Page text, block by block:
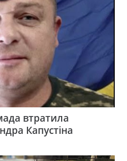
втратила
Капустіна